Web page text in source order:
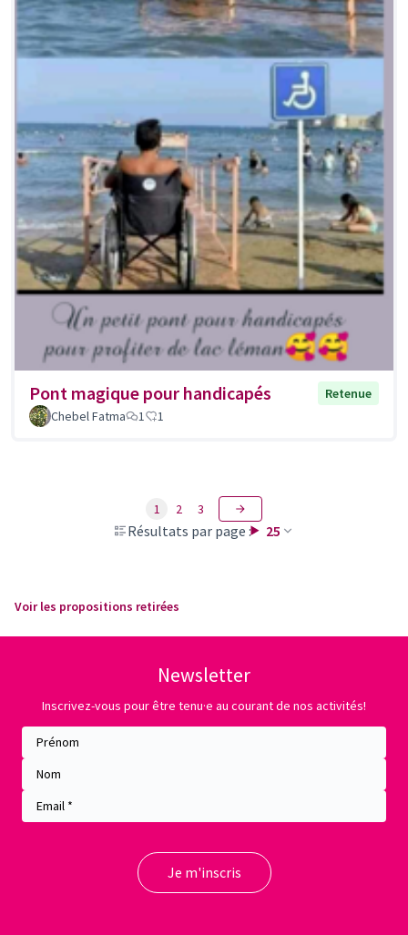
Pont magique pour handicapés
Retenue
Chebel Fatma
1 1
Résultats par page : 25
1 2 3
Voir les propositions retirées
Newsletter
Inscrivez-vous pour être tenu·e au courant de nos activités!